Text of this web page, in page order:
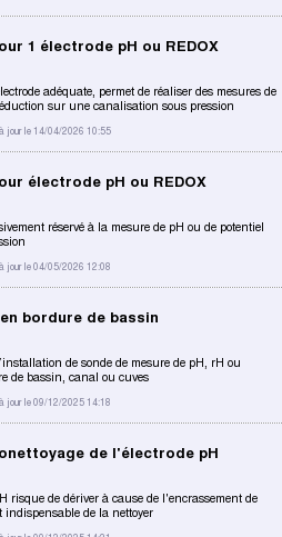
1 électrode pH ou REDOX
adéquate, permet de réaliser des mesures de
sur une canalisation sous pression
jour le 14/04/2026 10:55
électrode pH ou REDOX
réservé à la mesure de pH ou de potentiel
jour le 04/05/2026 12:08
bordure de bassin
de sonde de mesure de pH, rH ou
de bassin, canal ou cuves
jour le 09/12/2025 14:18
de l'électrode pH
risque de dériver à cause de l'encrassement de
indispensable de la nettoyer